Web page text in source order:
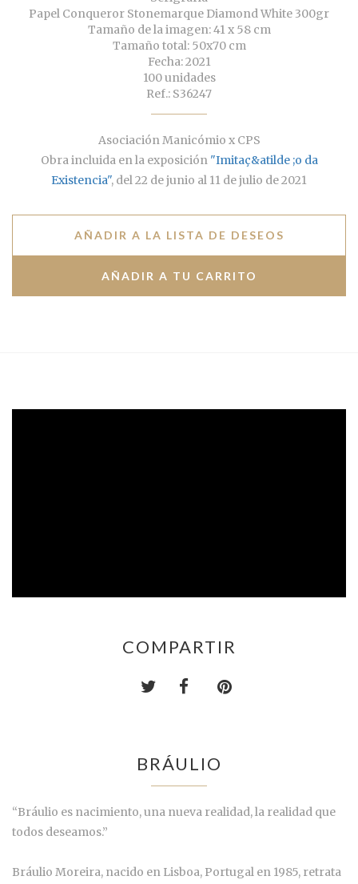
Papel Conqueror Stonemarque Diamond White 300gr
Tamaño de la imagen: 41 x 58 cm
Tamaño total: 50x70 cm
Fecha: 2021
100 unidades
Ref.: S36247
Asociación Manicómio x CPS
Obra incluida en la exposición "Imitaç&atilde ;o da
Existencia", del 22 de junio al 11 de julio de 2021
AÑADIR A LA LISTA DE DESEOS
COMPARTIR
BRÁULIO
“Bráulio es nacimiento, una nueva realidad, la realidad que
todos deseamos.”
Bráulio Moreira, nacido en Lisboa, Portugal en 1985, retrata